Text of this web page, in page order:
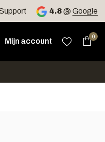
4.8@ Google
te selecteren. Druk
Mijn account
0